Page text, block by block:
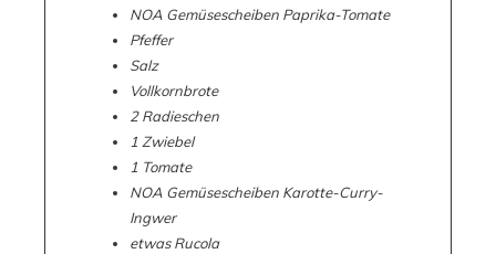
NOA Gemüsescheiben Paprika-Tomate
Pfeffer
Salz
Vollkornbrote
2 Radieschen
1 Zwiebel
1 Tomate
NOA Gemüsescheiben Karotte-Curry-
Ingwer
etwas Rucola